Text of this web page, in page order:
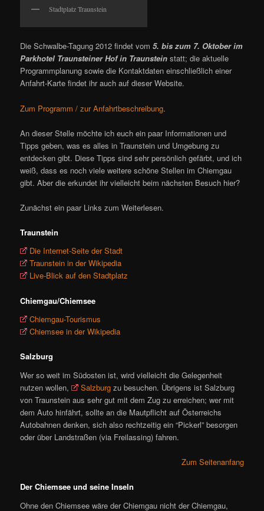
Stadtplatz Traunstein
Die Schwalbe-Tagung 2012 findet vom5. bis zum 7. Oktober im
Parkhotel Traunsteiner Hof in Traunstein statt; die aktuelle
Programmplanung sowie die Kontaktdaten einschließlich einer
Anfahrt-Karte findet ihr auch auf dieser Website.
Zum Programm / zur Anfahrtbeschreibung.
An dieser Stelle möchte ich euch ein paar Informationen und
Tipps geben, was es alles in Traunstein und Umgebung zu
entdecken gibt. Diese Tipps sind sehr persönlich gefärbt, und ich
weiß, dass es noch viele weitere schöne Stellen im Chiemgau
gibt. Aber die erkundet ihr vielleicht beim nächsten Besuch hier?
Zunächst ein paar Links zum Weiterlesen.
Traunstein
Die Internet-Seite der Stadt
Traunstein in der Wikipedia
Live-Blick auf den Stadtplatz
Chiemgau/Chiemsee
Chiemgau-Tourismus
Chiemsee in der Wikipedia
Salzburg
Wer so weit im Südosten ist, wird vielleicht die Gelegenheit
nutzen wollen,
Salzburg zu besuchen. Übrigens ist Salzburg
von Traunstein aus sehr gut mit dem Zug zu erreichen; wer mit
dem Auto hinfährt, sollte an die Mautpflicht auf Österreichs
Autobahnen denken, sich also rechtzeitig ein “Pickerl” besorgen
oder über Landstraßen (via Freilassing) fahren.
Zum Seitenanfang
Der Chiemsee und seine Inseln
Ohne den Chiemsee wäre der Chiemgau nicht der Chiemgau,